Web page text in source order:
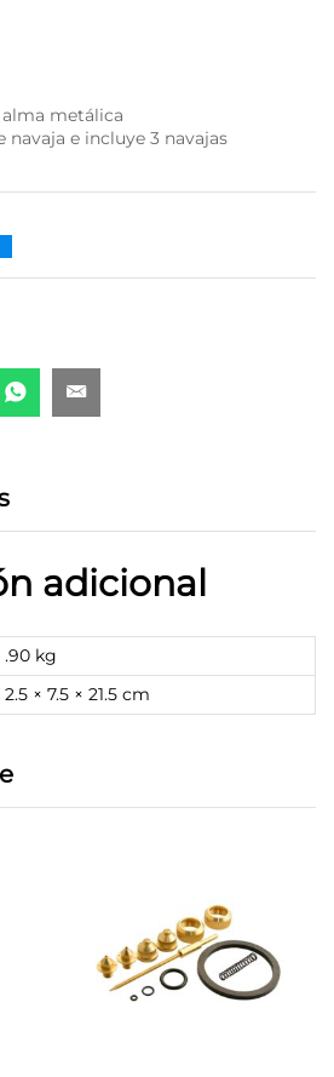
metálica
e incluye 3 navajas
adicional
.90 kg
2.5 × 7.5 × 21.5 cm